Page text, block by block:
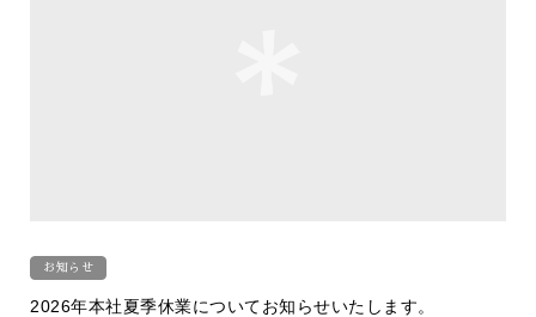
お知らせ
2026年本社夏季休業についてお知らせいたします。